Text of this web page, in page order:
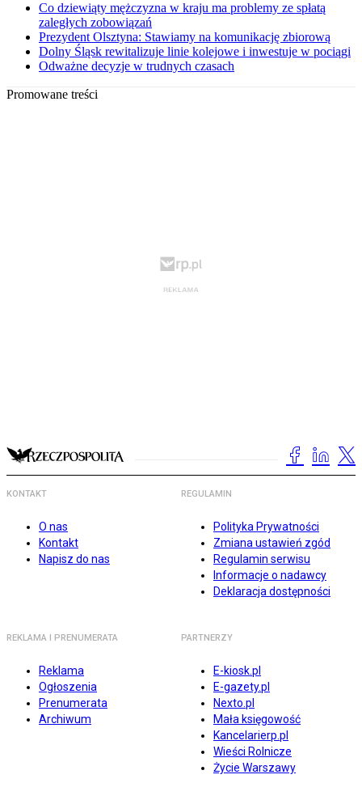
Co dziewiąty mężczyzna w kraju ma problemy ze spłatą
zaległych zobowiązań
Prezydent Olsztyna: Stawiamy na komunikację zbiorową
Dolny Śląsk rewitalizuje linie kolejowe i inwestuje w pociągi
Odważne decyzje w trudnych czasach
Promowane treści
KONTAKT
O nas
Kontakt
Napisz do nas
REGULAMIN
Polityka Prywatności
Zmiana ustawień zgód
Regulamin serwisu
Informacje o nadawcy
Deklaracja dostępności
REKLAMA I PRENUMERATA
Reklama
Ogłoszenia
Prenumerata
Archiwum
PARTNERZY
E-kiosk.pl
E-gazety.pl
Nexto.pl
Mała księgowość
Kancelarierp.pl
Wieści Rolnicze
Życie Warszawy